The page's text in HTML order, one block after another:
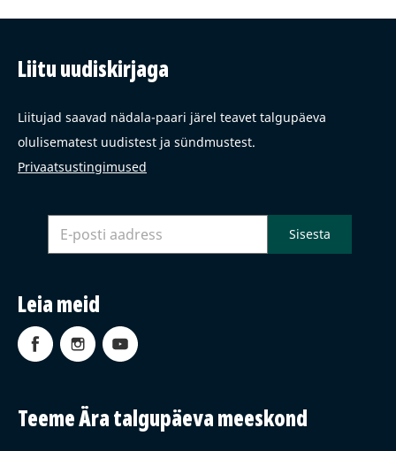
Liitu uudiskirjaga
Liitujad saavad nädala-paari järel teavet talgupäeva
olulisematest uudistest ja sündmustest.
Privaatsustingimused
Leia meid
Teeme Ära talgupäeva meeskond